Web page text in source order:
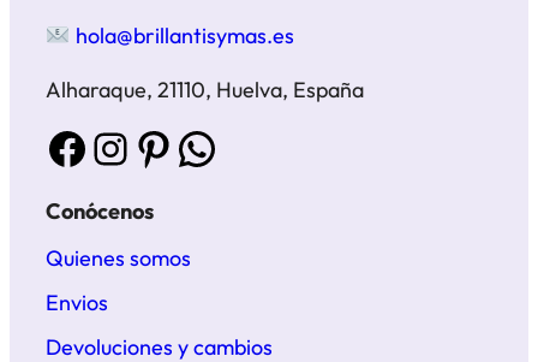
hola@brillantisymas.es
Alharaque, 21110, Huelva, España
Facebook Instagram Pinterest WhatsApp
Conócenos
Quienes somos
Envios
Devoluciones y cambios